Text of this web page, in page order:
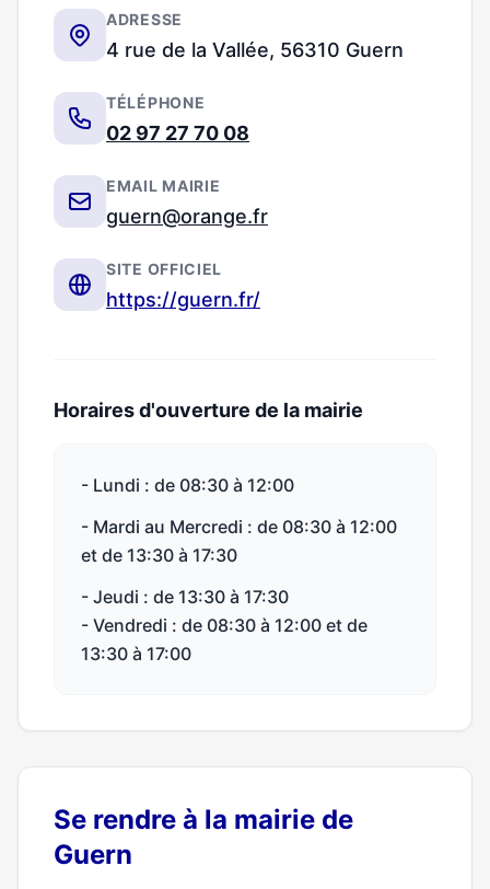
ADRESSE
4 rue de la Vallée, 56310 Guern
TÉLÉPHONE
02 97 27 70 08
EMAIL MAIRIE
guern@orange.fr
SITE OFFICIEL
https://guern.fr/
Horaires d'ouverture de la mairie
- Lundi : de 08:30 à 12:00
- Mardi au Mercredi : de 08:30 à 12:00
et de 13:30 à 17:30
- Jeudi : de 13:30 à 17:30
- Vendredi : de 08:30 à 12:00 et de
13:30 à 17:00
Se rendre à la mairie de
Guern